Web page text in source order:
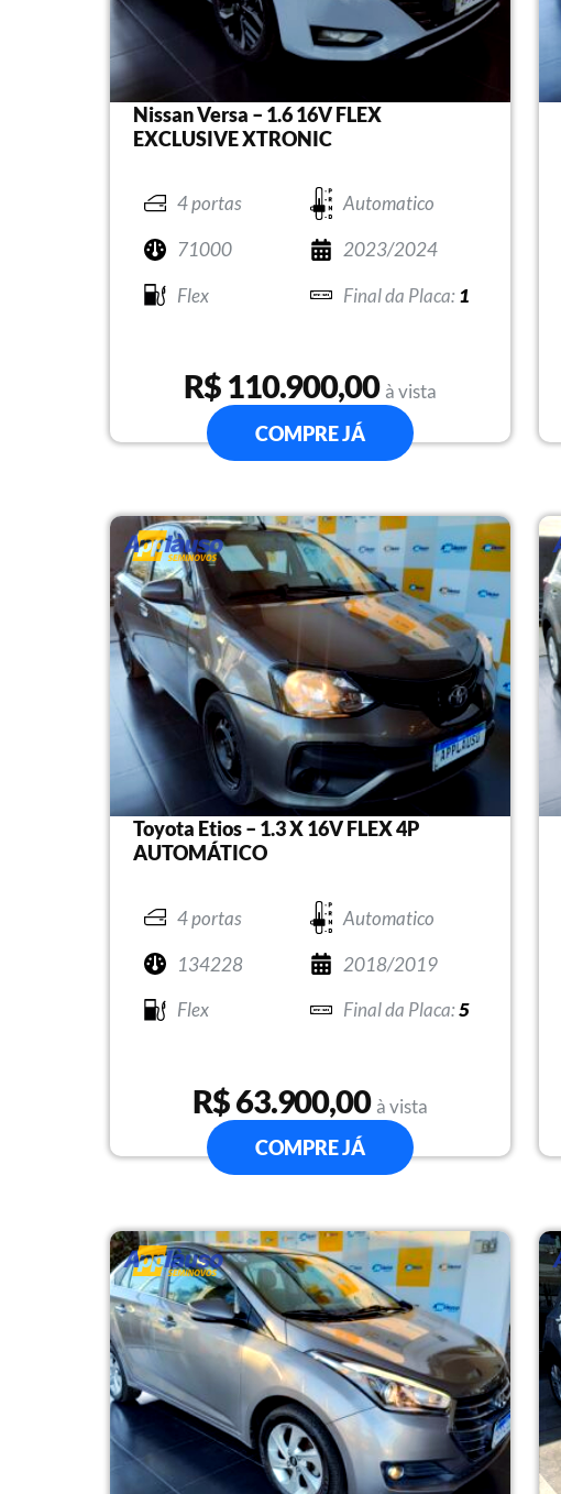
Nissan Versa – 1.6 16V FLEX
EXCLUSIVE XTRONIC
4 portas
Automatico
71000
2023/2024
Flex
1
R$ 110.900,00 à vista
COMPRE JÁ
Toyota Etios – 1.3 X 16V FLEX 4P
AUTOMÁTICO
4 portas
Automatico
134228
2018/2019
Flex
5
R$ 63.900,00 à vista
COMPRE JÁ